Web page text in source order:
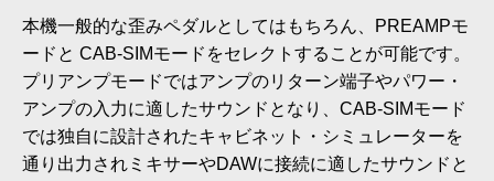
本機一般的な歪みペダルとしてはもちろん、PREAMPモ
ードと CAB-SIMモードをセレクトすることが可能です。
プリアンプモードではアンプのリターン端子やパワー・
アンプの入力に適したサウンドとなり、CAB-SIMモード
では独自に設計されたキャビネット・シミュレーターを
通り出力されミキサーやDAWに接続に適したサウンドと